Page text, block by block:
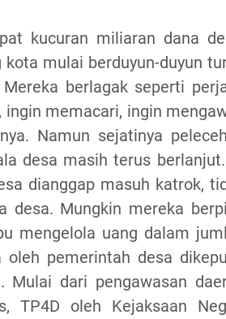
kucuran miliaran dana
mulai berduyun-duyun
berlagak seperti
memacari, ingin
Namun sejatinya
desa masih terus
dianggap masuh katrok,
desa. Mungkin mereka
mengelola uang dalam
oleh pemerintah desa
Mulai dari pengawasan
TP4D oleh Kejaksaan